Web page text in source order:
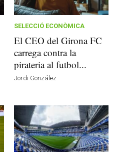
SELECCIÓ ECONÒMICA
El CEO del Girona FC
carrega contra la
pirateria al futbol...
Jordi González